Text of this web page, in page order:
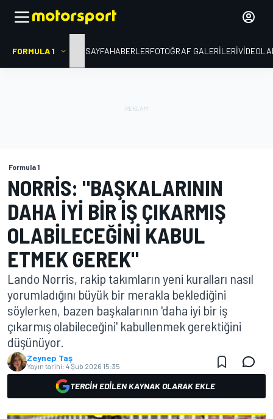
FORMULA 1 ANA SAYFAHABERLERFOTOĞRAF GALERILERI
Formula 1
NORRIS: "BAŞKALARININ
DAHA IYI BIR IŞ ÇIKARMIŞ
OLABILECEĞINI KABUL
ETMEK GEREK"
Lando Norris, rakip takımların yeni kuralları nasıl
yorumladığını büyük bir merakla beklediğini
söylerken, bazen başkalarının 'daha iyi bir iş
çıkarmış olabileceğini' kabullenmek gerektiğini
düşünüyor.
Zeynep Taş
Yayın tarihi: 4 Şub 2026 15:35
TERCIH EDILEN KAYNAK OLARAK EKLE